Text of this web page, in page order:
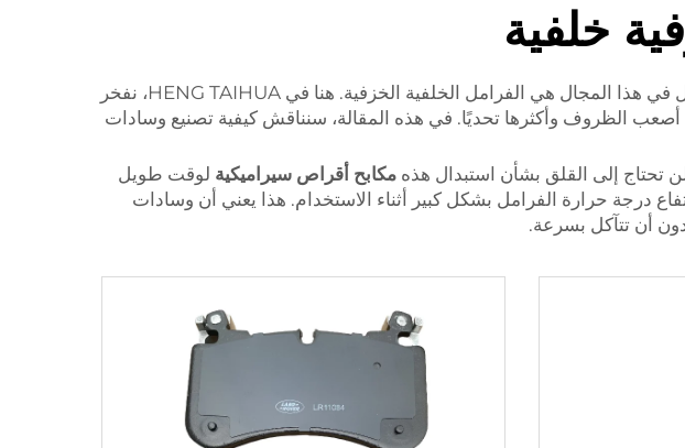
خلفية
نوع الوسادات الفرامل الموجودة في سيارتك مهمة حقًا من حيث التوقف الآمن. من بين الأفضل في هذا المجال هي الفرامل الخلفية الخزفية. هنا في HENG TAIHUA، نفخر
الظروف وأكثرها تحديًا. في هذه المقالة، سنناقش كيفية تصنيع وسادات
تحتاج إلى القلق بشأن استبدال هذه مكابح أقراص سيراميكية لوقت طويل
درجة حرارة الفرامل بشكل كبير أثناء الاستخدام. هذا يعني أن وسادات
أن تتآكل بسرعة.